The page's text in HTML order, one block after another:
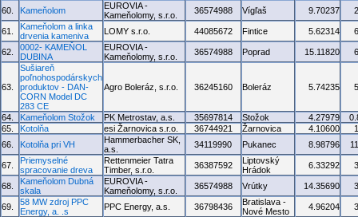
60. Kameňolom
EUROVIA -
Kameňolomy, s.r.o.
36574988 Vígľaš 9.70237
61.
Kameňolom a linka
drvenia kameniva
LOMY s.r.o. 44085672 Fintice 5.62314
62.
0002- KAMEŇOL
DUBINA
EUROVIA -
Kameňolomy, s.r.o.
36574988 Poprad 15.11820
63.
Sušiareň
poľnohospodárskych
produktov - DAN-
CORN Model DC
283 CE
Agro Boleráz, s.r.o. 36245160 Boleráz 5.74235
64. Kameňolom Stožok PK Metrostav, a.s. 35697814 Stožok 4.27979
65.
Kotolňa esi Žarnovica s.r.o. 36744921 Žarnovica 4.10600
66.
Kotolňa pri VH
Hammerbacher SK,
a.s.
34119990 Pukanec 8.98796
67.
Priemyselné
spracovanie dreva
Rettenmeier Tatra
Timber, s.r.o.
36387592
Liptovský
Hrádok
6.33292
68.
Kameňolom Dubná
skala
EUROVIA -
Kameňolomy, s.r.o.
36574988 Vrútky 14.35690
69.
58 MW zdroj PPC
Energy, a. .s
PPC Energy, a.s. 36798436
Bratislava -
Nové Mesto
4.96204